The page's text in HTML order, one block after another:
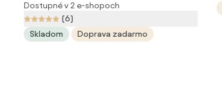
Dostupné v 2 e-shopoch
(6)
Skladom
Doprava zadarmo